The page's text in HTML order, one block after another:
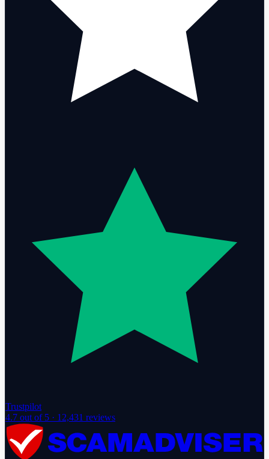
Trustpilot
4.7 out of 5 · 12,431 reviews